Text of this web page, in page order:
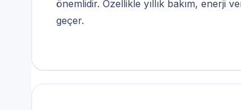
geçer.